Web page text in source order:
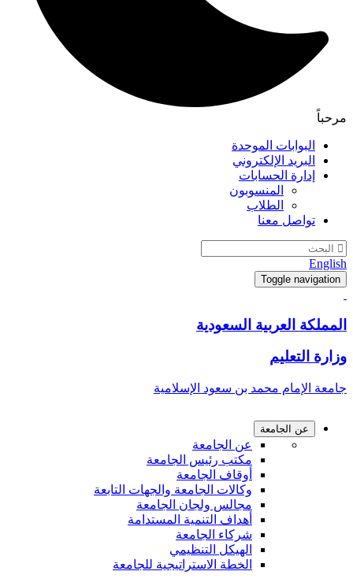
مرحباً
البوابات الموحدة
البريد الإلكتروني
إدارة الحسابات
المنسوبون
الطلاب
تواصل معنا
English
Toggle navigation
المملكة العربية السعودية
وزارة التعليم
جامعة الإمام محمد بن سعود الإسلامية
عن الجامعة
عن الجامعة
مكتب رئيس الجامعة
أوقاف الجامعة
وكالات الجامعة والجهات التابعة
مجالس ولجان الجامعة
أهداف التنمية المستدامة
شركاء الجامعة
الهيكل التنظيمي
الخطة الاستراتيجية للجامعة